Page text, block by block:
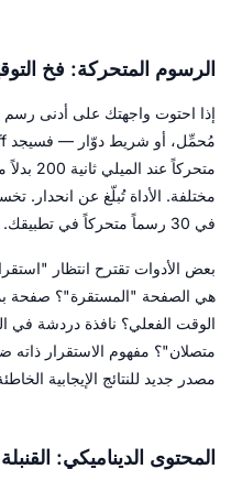
الرسوم المتحركة: فخ
في 30 رسماً متحركاً في تطبيقك.
بعض الأدوات تقترح انتظار
هي الصفحة "المستقرة"؟ صفحة
الوقت الفعلي؟ نافذة دردشة في
متصلان"؟ مفهوم الاستقرار ذاته
مصدر جديد للنتائج الإيجابية
المحتوى الديناميكي: